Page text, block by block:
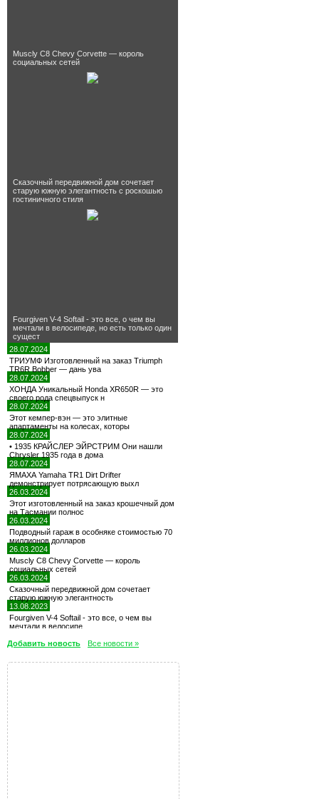
Muscly C8 Chevy Corvette — король
социальных сетей
Сказочный передвижной дом сочетает
старую южную элегантность с роскошью
гостиничного стиля
Fourgiven V-4 Softail - это все, о чем вы
мечтали в велосипеде, но есть только один
сущест
28.07.2024
ТРИУМФ Изготовленный на заказ Triumph
TR6R Bobber — дань ува
28.07.2024
ХОНДА Уникальный Honda XR650R — это
своего рода спецвыпуск н
28.07.2024
Этот кемпер-вэн — это элитные
апартаменты на колесах, которы
28.07.2024
• 1935 КРАЙСЛЕР ЭЙРСТРИМ Они нашли
Chrysler 1935 года в дома
28.07.2024
ЯМАХА Yamaha TR1 Dirt Drifter
демонстрирует потрясающую выхл
26.03.2024
Этот изготовленный на заказ крошечный дом
на Тасмании полнос
26.03.2024
Подводный гараж в особняке стоимостью 70
миллионов долларов
26.03.2024
Muscly C8 Chevy Corvette — король
социальных сетей
26.03.2024
Сказочный передвижной дом сочетает
старую южную элегантность
13.08.2023
Fourgiven V-4 Softail - это все, о чем вы
мечтали в велосипе
Добавить новость
Все новости »